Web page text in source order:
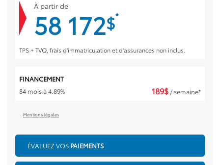
À partir de
58 172$*
TPS + TVQ, frais d'immatriculation et d'assurances non inclus.
FINANCEMENT
84 mois à 4.89%
189$ / semaine*
Mentions légales
ÉVALUEZ VOS PAIEMENTS